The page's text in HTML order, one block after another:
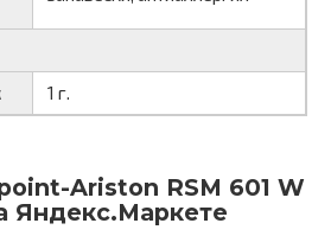
1 г.
Ariston RSM 601 W
Яндекс.Маркете